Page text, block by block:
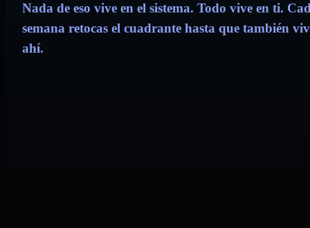
Nada de eso vive en el sistema. Todo vive en ti.
semana retocas el cuadrante hasta que también
ahí.